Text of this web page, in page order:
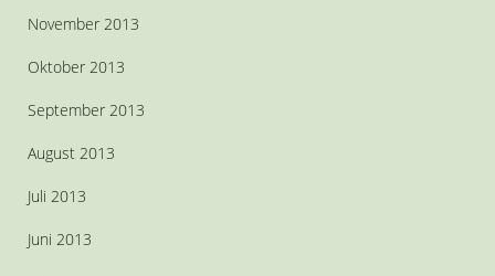
November 2013
Oktober 2013
September 2013
August 2013
Juli 2013
Juni 2013